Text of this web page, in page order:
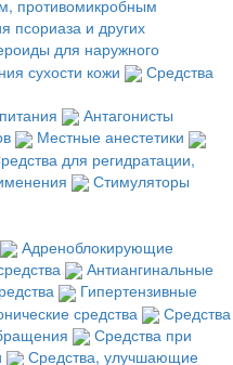
противомикробным
псориаза и других
для наружного
сухости кожи
Средства
Антагонисты
Местные анестетики
для регидратации,
Стимуляторы
Адреноблокирующие
Антиангинальные
Гипертензивные
средства
Средства
Средства при
Средства, улучшающие